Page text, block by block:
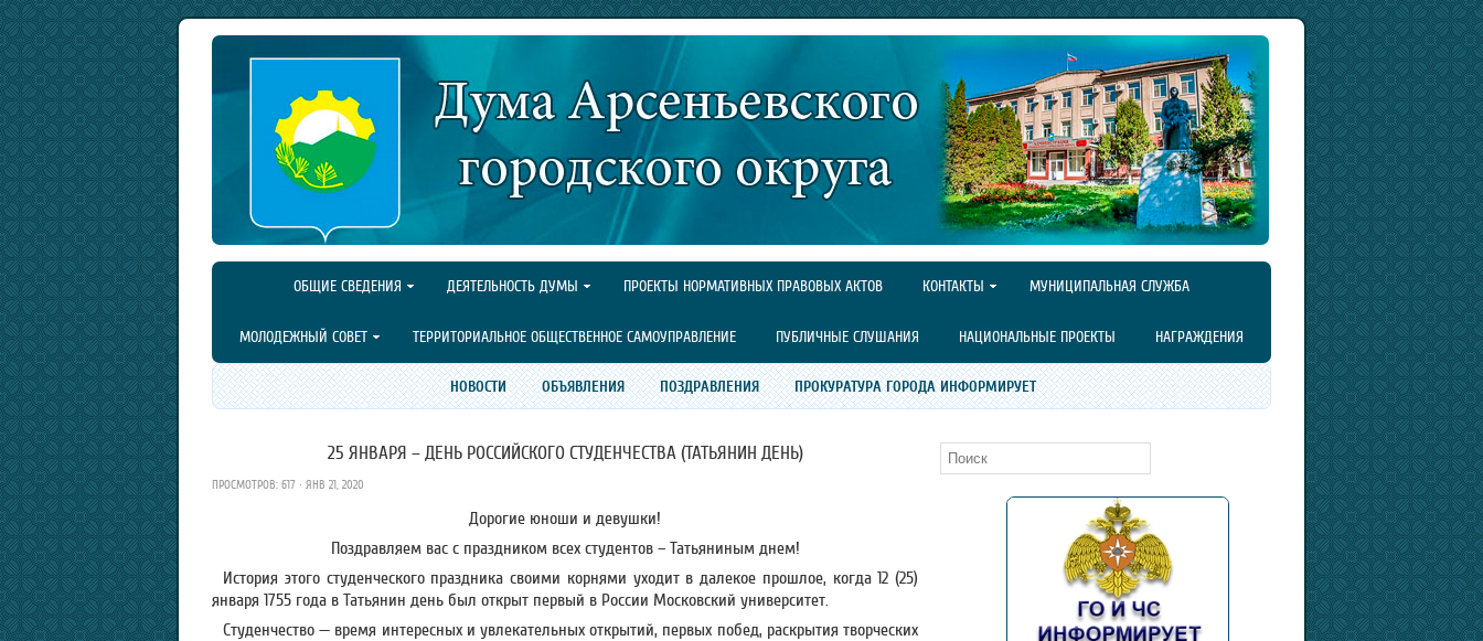
ОБЩИЕ СВЕДЕНИЯ ДЕЯТЕЛЬНОСТЬ ДУМЫ ПРОЕКТЫ НОРМАТИВНЫХ ПРАВОВЫХ АКТОВ КОНТАКТЫ МУНИЦИПАЛЬНАЯ СЛУЖБА
МОЛОДЕЖНЫЙ СОВЕТ ТЕРРИТОРИАЛЬНОЕ ОБЩЕСТВЕННОЕ САМОУПРАВЛЕНИЕ ПУБЛИЧНЫЕ СЛУШАНИЯ НАЦИОНАЛЬНЫЕ ПРОЕКТЫ НАГРАЖДЕНИЯ
НОВОСТИ ОБЪЯВЛЕНИЯ ПОЗДРАВЛЕНИЯ ПРОКУРАТУРА ГОРОДА ИНФОРМИРУЕТ
25 ЯНВАРЯ – ДЕНЬ РОССИЙСКОГО СТУДЕНЧЕСТВА (ТАТЬЯНИН ДЕНЬ)
ПРОСМОТРОВ: 617 · ЯНВ 21, 2020
Дорогие юноши и девушки!
Поздравляем вас с праздником всех студентов – Татьяниным днем!
История этого студенческого праздника своими корнями уходит в далекое прошлое, когда 12 (25)
января 1755 года в Татьянин день был открыт первый в России Московский университет.
Студенчество — время интересных и увлекательных открытий, первых побед, раскрытия творческих
Поиск